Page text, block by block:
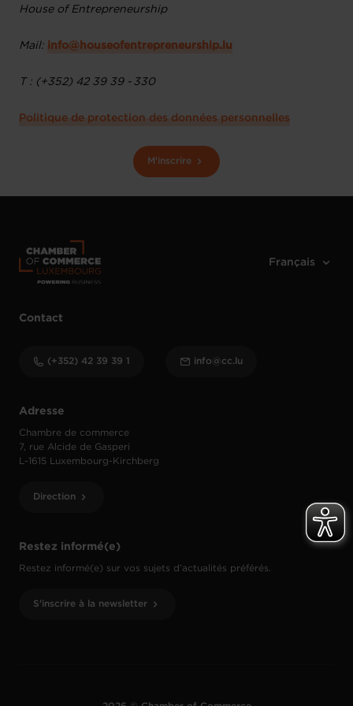
House of Entrepreneurship
Mail: info@houseofentrepreneurship.lu
T : (+352) 42 39 39 - 330
Politique de protection des données personnelles
M'inscrire
Restez informé(e)
Restez informé(e) sur vos sujets d’actualités préférés.
S'inscrire à la newsletter
Adresse
Chambre de commerce
7, rue Alcide de Gasperi
L-1615 Luxembourg-Kirchberg
Direction
Contact
(+352) 42 39 39 1 info@cc.lu